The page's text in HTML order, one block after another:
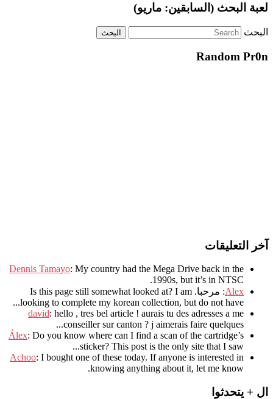
لعبة البحث (السابقين: ماريو)
البحث
Random Pr0n
آخر التعليقات
Dennis Tamayo: My country had the Mega Drive back in the
1990s, but it’s in NTSC
.
Alex: مرحبا. Is this page still somewhat looked at? I am
looking to complete my korean collection, but do not have..
.
david: hello , tres bel article ! aurais tu des adresses a me
conseiller sur canton ? j aimerais faire quelques..
.
Álex: Do you know where can I find a scan of the cartridge’s
sticker? This post is the only site that I saw...
Achoo: I bought one of these today. If anyone is interested in
knowing anything about it, let me know.
ال + يتحدثوا